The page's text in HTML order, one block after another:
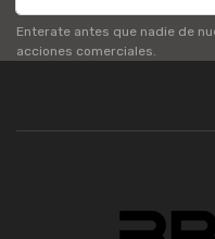
Enterate antes que nadie de
acciones comerciales.